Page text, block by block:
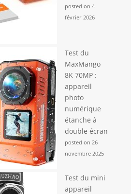
posted on 4
février 2026
Test du
MaxMango
8K 70MP :
appareil
photo
numérique
étanche à
double écran
posted on 26
novembre 2025
Test du mini
appareil